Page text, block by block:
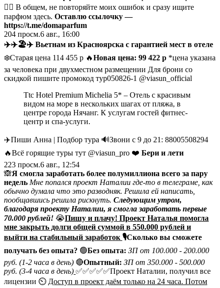
🤦‍♀ В общем, не повторяйте моих ошибок и сразу ищите
парфюм здесь. Оставлю ссылочку —
https://t.me/domaparfum
204 просм.6 авг., 16:00
✈️✈️🏖✈️ Вьетнам из Красноярска с гарантией мест в отеле
❄️Старая цена 114 455 р 🔥Новая цена: 99 422 p *цена указана
за человека при двухместном размещении Для брони со
скидкой пишите промокод тур050826-1 @viasun_official
Ttc Hotel Premium Michelia 5* – Отель с красивым
видом на море в нескольких шагах от пляжа, в
центре города Нячанг. К услугам гостей фитнес-
центр и спа-услуги.
✈️Пиши Анна | Подбор тура 🔊Звони с 9 до 21: 88005508294
🔥Всё горящие туры тут @viasun_pro ❤️ Бери и лети
223 просм.6 авг., 12:54
🙈Я смогла заработать более полумиллиона всего за пару
недель Мне попался проект Наталии где-то в телеграме, как
обычно думала что это разводняк. Решила ей написать,
пообщавшись решила рискнуть. Следующим утром,
благодаря проекту Наталии, я смогла заработать первые
70.000 рублей! 😭Пишу и плачу! Проект Наталья помогла
мне закрыть долги общей суммой в 550.000 рублей и
выйти на стабильный заработок 🎙Сколько вы сможете
получать без опыта? 🟢Без опыта: ЗП от 100.000 - 200.000
руб. (1-2 часа в день) 🔴Опытный: ЗП от 350.000 - 500.000
руб. (3-4 часа в день) ✅✅✅✅✅Проект Наталии, получил все
лицензии ⏲ Доступ в проект даём только на 24 часа. Потом